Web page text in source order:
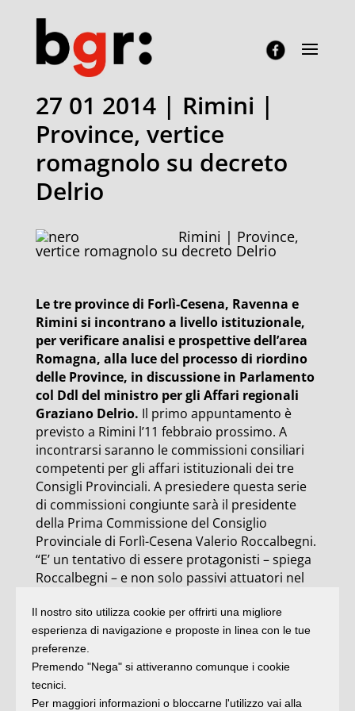
27 01 2014 | Rimini |
Province, vertice
romagnolo su decreto
Delrio
Rimini | Province,
vertice romagnolo su decreto Delrio
Le tre province di Forlì-Cesena, Ravenna e
Rimini si incontrano a livello istituzionale,
per verificare analisi e prospettive dell’area
Romagna, alla luce del processo di riordino
delle Province, in discussione in Parlamento
col Ddl del ministro per gli Affari regionali
Graziano Delrio. Il primo appuntamento è
previsto a Rimini l’11 febbraio prossimo. A
incontrarsi saranno le commissioni consiliari
competenti per gli affari istituzionali dei tre
Consigli Provinciali. A presiedere questa serie
di commissioni congiunte sarà il presidente
della Prima Commissione del Consiglio
Provinciale di Forlì-Cesena Valerio Roccalbegni.
“E’ un tentativo di essere protagonisti – spiega
Roccalbegni – e non solo passivi attuatori nel
nasceranno nuovi soggetti di area vasta e sul
tavolo di questa discussione tra le tre attuali
Province, almeno a livello politico, tutte le
opzioni sono aperte: dalla città metropolitana
di Romagna, alla ‘Provincia unica’, alla
conferma delle tre province esistenti rinnovate
Il nostro sito utilizza cookie per offrirti una migliore
esperienza di navigazione e proposte in linea con le tue
preferenze.
Premendo "Nega" si attiveranno comunque i cookie
tecnici.
Per maggiori informazioni o bloccarne l'utilizzo vai alla